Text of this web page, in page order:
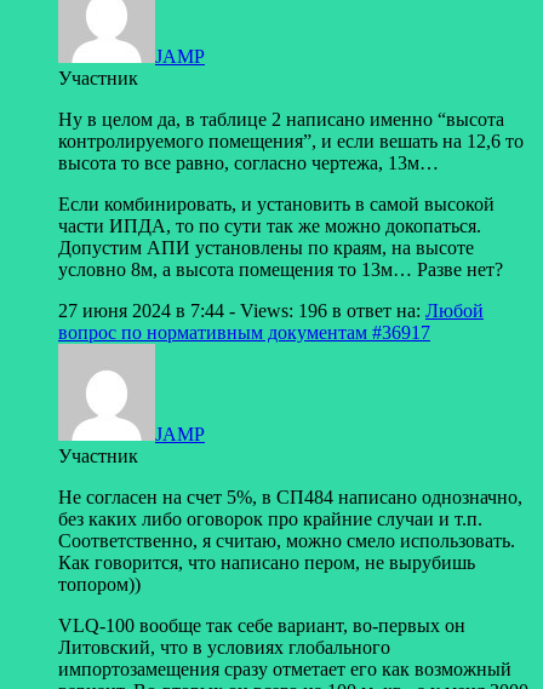
JAMP
Участник
Ну в целом да, в таблице 2 написано именно “высота
контролируемого помещения”, и если вешать на 12,6 то
высота то все равно, согласно чертежа, 13м…
Если комбинировать, и установить в самой высокой
части ИПДА, то по сути так же можно докопаться.
Допустим АПИ установлены по краям, на высоте
условно 8м, а высота помещения то 13м… Разве нет?
27 июня 2024 в 7:44 - Views: 196 в ответ на: Любой
вопрос по нормативным документам #36917
JAMP
Участник
Не согласен на счет 5%, в СП484 написано однозначно,
без каких либо оговорок про крайние случаи и т.п.
Соответственно, я считаю, можно смело использовать.
Как говорится, что написано пером, не вырубишь
топором))
VLQ-100 вообще так себе вариант, во-первых он
Литовский, что в условиях глобального
импортозамещения сразу отметает его как возможный